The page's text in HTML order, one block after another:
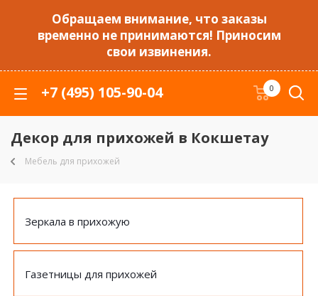
Обращаем внимание, что заказы
временно не принимаются! Приносим
свои извинения.
+7 (495) 105-90-04 0
Декор для прихожей в Кокшетау
Мебель для прихожей
Зеркала в прихожую
Газетницы для прихожей